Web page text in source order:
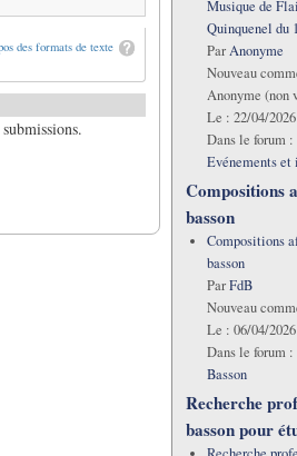
des formats de texte
Musique de
Quinquenel du
ParAnonyme
Nouveau
Anonyme (non
Le : 22/04/
Dans le forum :
Evénements et
Compositions
basson
Compositions
basson
ParFdB
Nouveau
Le : 06/04/
Dans le forum :
Basson
Recherche
basson pour